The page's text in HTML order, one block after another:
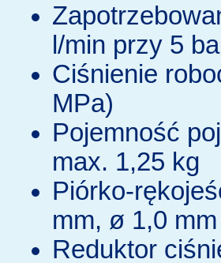
l/min przy 5
Ciśnienie
MPa)
Pojemność
max. 1,25 kg
Piórko-
mm, ø 1,0
Reduktor